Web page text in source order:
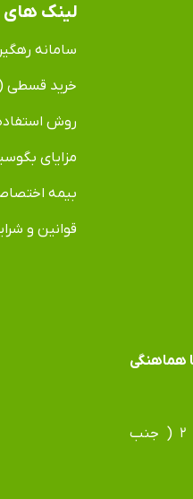
لینک
سامانه
خرید قسطی (
روش
مزایای
بیمه
قوانین و
هماهنگی
​​​​​​​آدرس دفتر: مشهد، بلوار فردوسی، بلوار جانباز، جانباز ۲ ( جنب